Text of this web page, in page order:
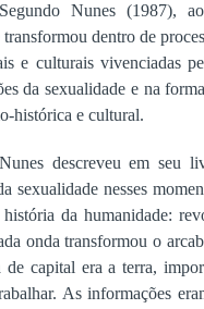
Segundo Nunes (1987), a
dentro de
e culturais vivenciadas
da sexualidade e na
histórica e cultural.
Nunes descreveu em seu
sexualidade nesses
da humanidade:
onda transformou o
capital era a terra,
As informações